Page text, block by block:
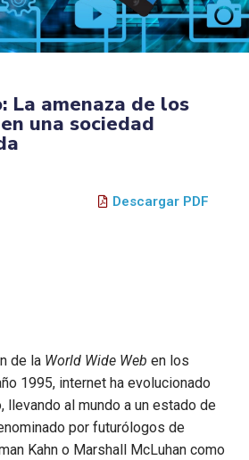
La amenaza de los
una sociedad
Descargar PDF
de la World Wide Web en los
1995, internet ha evolucionado
llevando al mundo a un estado de
por futurólogos de
Kahn o Marshall McLuhan como